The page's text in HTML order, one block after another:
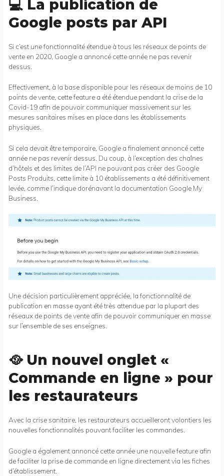
💻 La publication de
Google posts par API
Si c’est une fonctionnalité étendue à tous les réseaux de points de
vente en 2020, Google a annoncé cette année ne pas revenir
dessus.
Effectivement, à la base disponible pour les réseaux de moins de 10
points de vente, cette feature a été étendue pendant la crise de la
Covid-19 afin de pouvoir communiquer massivement sur les
mesures sanitaires mises en place dans les établissements
physiques.
Si cela devait être temporaire, Google a finalement annoncé cette
année ne pas revenir dessus. Du coup, à l’exception des chaînes
d’hôtels et des limites de l’API ne pouvant pas créer des Google
Posts Produits, cette limite à 10 établissements a été définitivement
levée, comme l’indique dorénavant la documentation Google My
Business.
Une décision particulièrement appréciée, la fonctionnalité de
publication en masse ayant été très attendue par la plupart des
réseaux de points de vente afin de pouvoir communiquer en masse
sur l’ensemble de ses enseignes.
🥘 Un nouvel onglet «
Commande en ligne » pour
les restaurateurs
Avec la crise sanitaire, les restaurateurs accueilleront volontiers les
nouvelles fonctionnalités pouvant faciliter les commandes.
Google a également annoncé cette année une nouvelle feature afin
de faciliter la prise de commande en ligne directement via les fiches
d’établissement.